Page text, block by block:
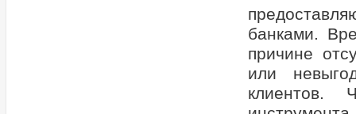
банками.
причине
или
клиентов.